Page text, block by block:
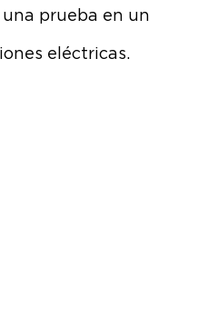
prueba en un
eléctricas.